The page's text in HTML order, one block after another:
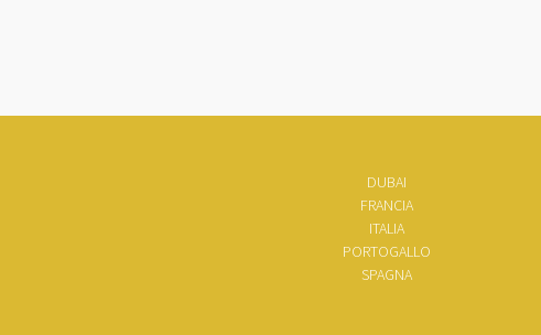
DUBAI
FRANCIA
ITALIA
PORTOGALLO
SPAGNA